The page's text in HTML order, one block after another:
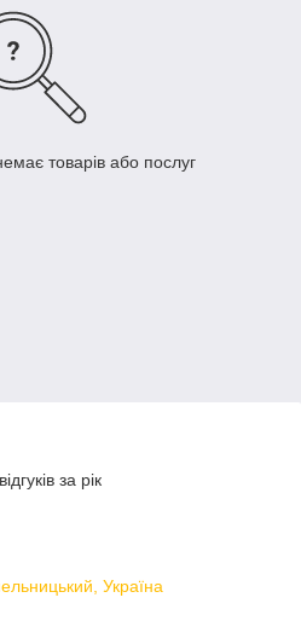
товарів або послуг
за рік
Україна